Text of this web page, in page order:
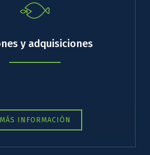
y adquisiciones
MÁS INFORMACIÓN